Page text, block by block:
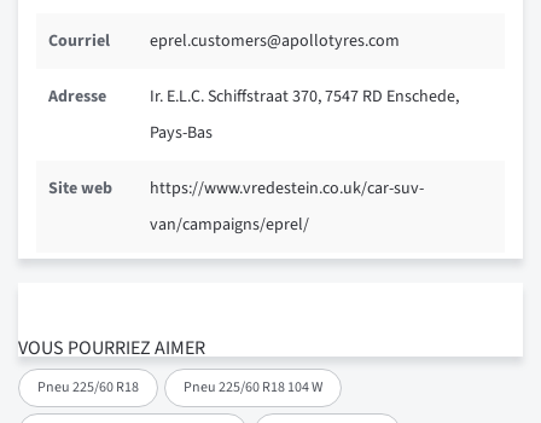
VOUS POURRIEZ AIMER
Pneu 225/60 R18 Pneu 225/60 R18 104 W
Courriel eprel.customers@apollotyres.com
Adresse
Ir. E.L.C. Schiffstraat 370, 7547 RD Enschede,
Pays-Bas
Site web
https://www.vredestein.co.uk/car-suv-
van/campaigns/eprel/